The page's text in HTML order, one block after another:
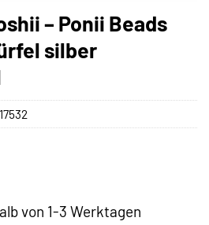
– Ponii Beads
silber
von 1-3 Werktagen